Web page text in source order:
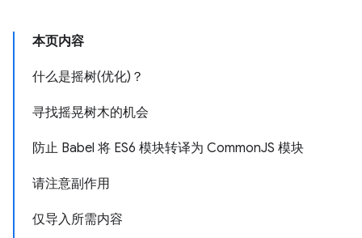
本页内容
什么是摇树(优化)？
寻找摇晃树木的机会
防止 Babel 将 ES6 模块转译为 CommonJS 模块
请注意副作用
仅导入所需内容